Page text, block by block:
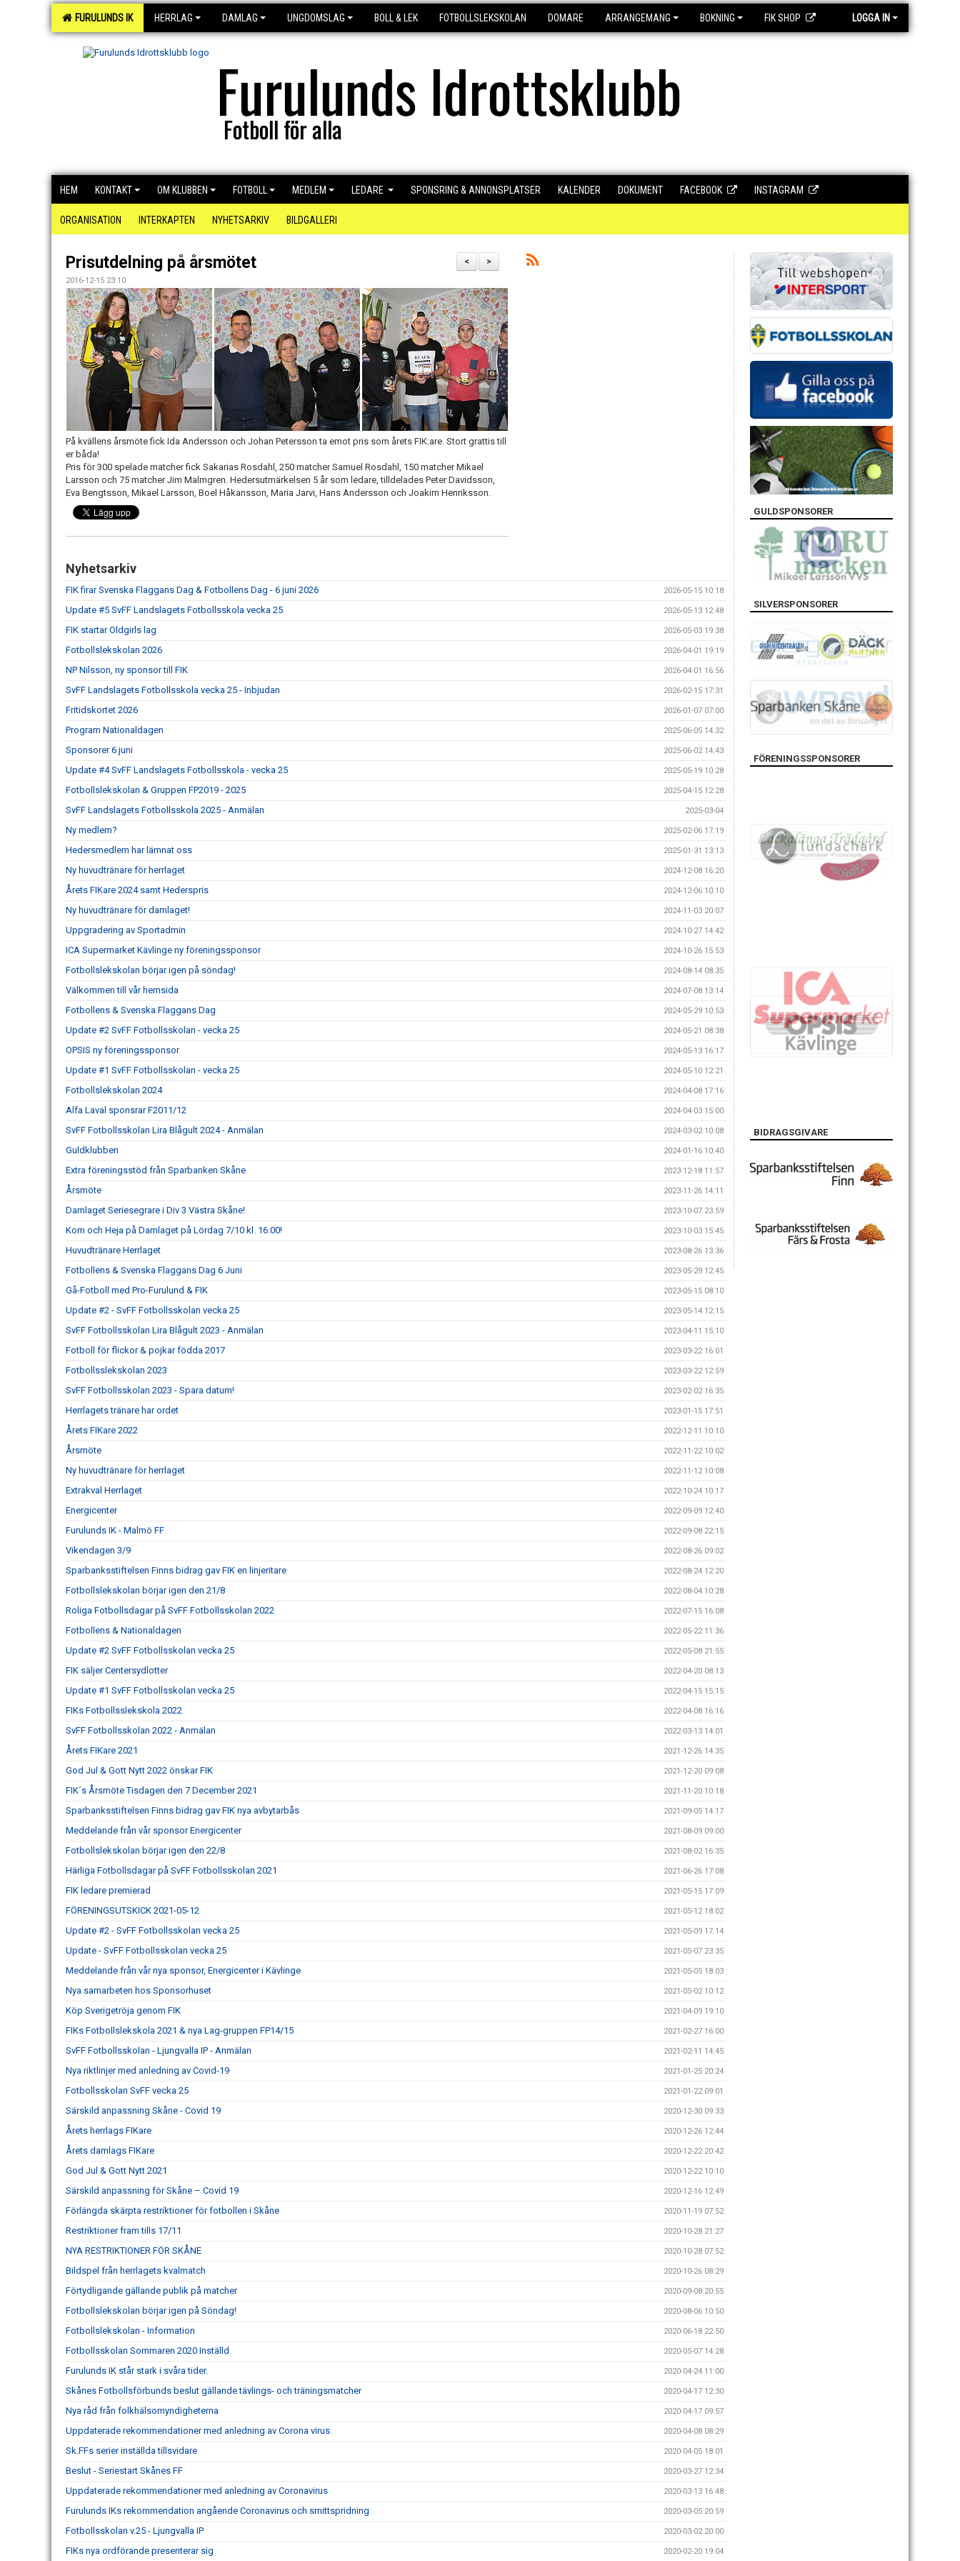
FURULUNDS IK HERRLAG DAMLAG UNGDOMSLAG BOLL & LEK FOTBOLLSLEKSKOLAN DOMARE ARRANGEMANG BOKNING FIK SHOP LOGGA IN
Furulunds Idrottsklubb
Fotboll för alla
HEM KONTAKT OM KLUBBEN FOTBOLL MEDLEM LEDARE SPONSRING & ANNONSPLATSER KALENDER DOKUMENT FACEBOOK INSTAGRAM
ORGANISATION INTERKAPTEN NYHETSARKIV BILDGALLERI
>
<
Prisutdelning på årsmötet
2016-12-15 23:10
På kvällens årsmöte fick Ida Andersson och Johan Petersson ta emot pris som årets FIK:are. Stort grattis till
er båda!
Pris för 300 spelade matcher fick Sakarias Rosdahl, 250 matcher Samuel Rosdahl, 150 matcher Mikael
Larsson och 75 matcher Jim Malmgren. Hedersutmärkelsen 5 år som ledare, tilldelades Peter Davidsson,
Eva Bengtsson, Mikael Larsson, Boel Håkansson, Maria Jarvi, Hans Andersson och Joakim Henriksson.
Nyhetsarkiv
FIK firar Svenska Flaggans Dag & Fotbollens Dag - 6 juni 2026 2026-05-15 10:18
Update #5 SvFF Landslagets Fotbollsskola vecka 25 2026-05-13 12:48
FIK startar Oldgirls lag 2026-05-03 19:38
Fotbollslekskolan 2026 2026-04-01 19:19
NP Nilsson, ny sponsor till FIK 2026-04-01 16:56
SvFF Landslagets Fotbollsskola vecka 25 - Inbjudan 2026-02-15 17:31
Fritidskortet 2026 2026-01-07 07:00
Program Nationaldagen 2025-06-05 14:32
Sponsorer 6 juni 2025-06-02 14:43
Update #4 SvFF Landslagets Fotbollsskola - vecka 25 2025-05-19 10:28
Fotbollslekskolan & Gruppen FP2019 - 2025 2025-04-15 12:28
SvFF Landslagets Fotbollsskola 2025 - Anmälan 2025-03-04
Ny medlem? 2025-02-06 17:19
Hedersmedlem har lämnat oss 2025-01-31 13:13
Ny huvudtränare för herrlaget 2024-12-08 16:20
Årets FIKare 2024 samt Hederspris 2024-12-06 10:10
Ny huvudtränare för damlaget! 2024-11-03 20:07
Uppgradering av Sportadmin 2024-10-27 14:42
ICA Supermarket Kävlinge ny föreningssponsor 2024-10-26 15:53
Fotbollslekskolan börjar igen på söndag! 2024-08-14 08:35
Välkommen till vår hemsida 2024-07-08 13:14
Fotbollens & Svenska Flaggans Dag 2024-05-29 10:53
Update #2 SvFF Fotbollsskolan - vecka 25 2024-05-21 08:38
OPSIS ny föreningssponsor 2024-05-13 16:17
Update #1 SvFF Fotbollsskolan - vecka 25 2024-05-10 12:21
Fotbollslekskolan 2024 2024-04-08 17:16
Alfa Laval sponsrar F2011/12 2024-04-03 15:00
SvFF Fotbollsskolan Lira Blågult 2024 - Anmälan 2024-03-02 10:08
Guldklubben 2024-01-16 10:40
Extra föreningsstöd från Sparbanken Skåne 2023-12-18 11:57
Årsmöte 2023-11-26 14:11
Damlaget Seriesegrare i Div 3 Västra Skåne! 2023-10-07 23:59
Kom och Heja på Damlaget på Lördag 7/10 kl. 16.00! 2023-10-03 15:45
Huvudtränare Herrlaget 2023-08-26 13:36
Fotbollens & Svenska Flaggans Dag 6 Juni 2023-05-29 12:45
Gå-Fotboll med Pro-Furulund & FIK 2023-05-15 08:10
Update #2 - SvFF Fotbollsskolan vecka 25 2023-05-14 12:15
SvFF Fotbollsskolan Lira Blågult 2023 - Anmälan 2023-04-11 15:10
Fotboll för flickor & pojkar födda 2017 2023-03-22 16:01
Fotbollsslekskolan 2023 2023-03-22 12:59
SvFF Fotbollsskolan 2023 - Spara datum! 2023-02-02 16:35
Herrlagets tränare har ordet 2023-01-15 17:51
Årets FIKare 2022 2022-12-11 10:10
Årsmöte 2022-11-22 10:02
Ny huvudtränare för herrlaget 2022-11-12 10:08
Extrakval Herrlaget 2022-10-24 10:17
Energicenter 2022-09-09 12:40
Furulunds IK - Malmö FF 2022-09-08 22:15
Vikendagen 3/9 2022-08-26 09:02
Sparbanksstiftelsen Finns bidrag gav FIK en linjeritare 2022-08-24 12:20
Fotbollslekskolan börjar igen den 21/8 2022-08-04 10:28
Roliga Fotbollsdagar på SvFF Fotbollsskolan 2022 2022-07-15 16:08
Fotbollens & Nationaldagen 2022-05-22 11:36
Update #2 SvFF Fotbollsskolan vecka 25 2022-05-08 21:55
FIK säljer Centersydlotter 2022-04-20 08:13
Update #1 SvFF Fotbollsskolan vecka 25 2022-04-15 15:15
FIKs Fotbollsslekskola 2022 2022-04-08 16:16
SvFF Fotbollsskolan 2022 - Anmälan 2022-03-13 14:01
Årets FIKare 2021 2021-12-26 14:35
God Jul & Gott Nytt 2022 önskar FIK 2021-12-20 09:08
FIK´s Årsmöte Tisdagen den 7 December 2021 2021-11-20 10:18
Sparbanksstiftelsen Finns bidrag gav FIK nya avbytarbås 2021-09-05 14:17
Meddelande från vår sponsor Energicenter 2021-08-09 09:00
Fotbollslekskolan börjar igen den 22/8 2021-08-02 16:35
Härliga Fotbollsdagar på SvFF Fotbollsskolan 2021 2021-06-26 17:08
FIK ledare premierad 2021-05-15 17:09
FÖRENINGSUTSKICK 2021-05-12 2021-05-12 18:02
Update #2 - SvFF Fotbollsskolan vecka 25 2021-05-09 17:14
Update - SvFF Fotbollsskolan vecka 25 2021-05-07 23:35
Meddelande från vår nya sponsor, Energicenter i Kävlinge 2021-05-05 18:03
Nya samarbeten hos Sponsorhuset 2021-05-02 10:12
Köp Sverigetröja genom FIK 2021-04-09 19:10
FIKs Fotbollslekskola 2021 & nya Lag-gruppen FP14/15 2021-02-27 16:00
SvFF Fotbollsskolan - Ljungvalla IP - Anmälan 2021-02-11 14:45
Nya riktlinjer med anledning av Covid-19 2021-01-25 20:24
Fotbollsskolan SvFF vecka 25 2021-01-22 09:01
Särskild anpassning Skåne - Covid 19 2020-12-30 09:33
Årets herrlags FIKare 2020-12-26 12:44
Årets damlags FIKare 2020-12-22 20:42
God Jul & Gott Nytt 2021 2020-12-22 10:10
Särskild anpassning för Skåne – Covid 19 2020-12-16 12:49
Förlängda skärpta restriktioner för fotbollen i Skåne 2020-11-19 07:52
Restriktioner fram tills 17/11 2020-10-28 21:27
NYA RESTRIKTIONER FÖR SKÅNE 2020-10-28 07:52
Bildspel från herrlagets kvalmatch 2020-10-26 08:29
Förtydligande gällande publik på matcher 2020-09-08 20:55
Fotbollslekskolan börjar igen på Söndag! 2020-08-06 10:50
Fotbollslekskolan - Information 2020-06-18 22:50
Fotbollsskolan Sommaren 2020 Inställd 2020-05-07 14:28
Furulunds IK står stark i svåra tider. 2020-04-24 11:00
Skånes Fotbollsförbunds beslut gällande tävlings- och träningsmatcher 2020-04-17 12:30
Nya råd från folkhälsomyndigheterna 2020-04-17 09:57
Uppdaterade rekommendationer med anledning av Corona virus. 2020-04-08 08:29
Sk.FFs serier inställda tillsvidare 2020-04-05 18:01
Beslut - Seriestart Skånes FF 2020-03-27 12:34
Uppdaterade rekommendationer med anledning av Coronavirus 2020-03-13 16:48
Furulunds IKs rekommendation angående Coronavirus och smittspridning 2020-03-05 20:59
Fotbollsskolan v.25 - Ljungvalla IP 2020-03-02 20:00
FIKs nya ordförande presenterar sig 2020-02-20 19:04
GULDSPONSORER
SILVERSPONSORER
FÖRENINGSSPONSORER
BIDRAGSGIVARE